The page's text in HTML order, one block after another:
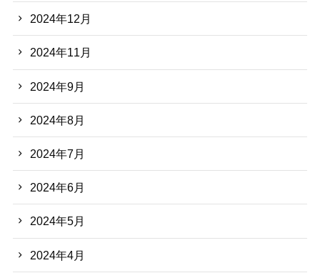
2024年12月
2024年11月
2024年9月
2024年8月
2024年7月
2024年6月
2024年5月
2024年4月